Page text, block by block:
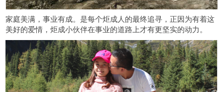
家庭美满，事业有成。是每个炬成人的最终追寻，正因为有着这
美好的爱情，炬成小伙伴在事业的道路上才有更坚实的动力。